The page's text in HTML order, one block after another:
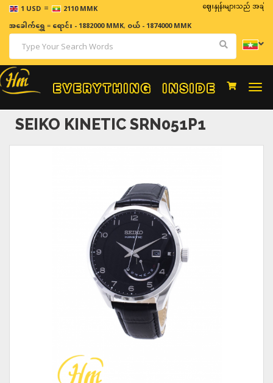
1 USD = 2110 MMK ဈေးနှုန်းများသည် အချိန်နှင့်
အခေါက်ရွှေ=ရောင်း - 1882000 MMK, ဝယ် - 1874000 MMK
SEIKO KINETIC SRN051P1